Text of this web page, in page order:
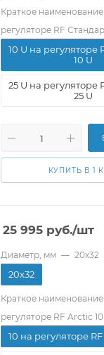
Краткое наименование
регуляторе RF
10 U на регуляторе
10 U
25 U на регуляторе
25 U
КУПИТЬ В 1
25 995 руб./шт
Диаметр, мм — 20х32
20х32
Краткое наименование
регуляторе RF Arctic 10
10 на регуляторе